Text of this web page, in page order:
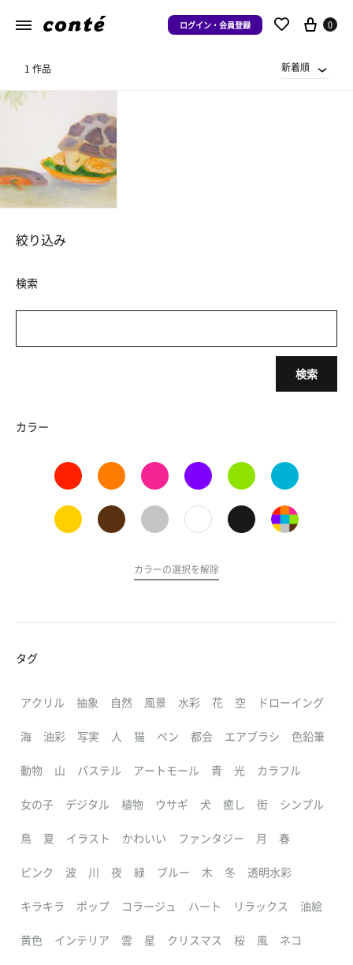
ログイン・会員登録 0
1 作品 新着順
絞り込み
検索
検索
カラー
カラーの選択を解除
タグ
アクリル 抽象 自然 風景 水彩 花 空 ドローイング
海 油彩 写実 人 猫 ペン 都会 エアブラシ 色鉛筆
動物 山 パステル アートモール 青 光 カラフル
女の子 デジタル 植物 ウサギ 犬 癒し 街 シンプル
鳥 夏 イラスト かわいい ファンタジー 月 春
ピンク 波 川 夜 緑 ブルー 木 冬 透明水彩
キラキラ ポップ コラージュ ハート リラックス 油絵
黄色 インテリア 雲 星 クリスマス 桜 風 ネコ